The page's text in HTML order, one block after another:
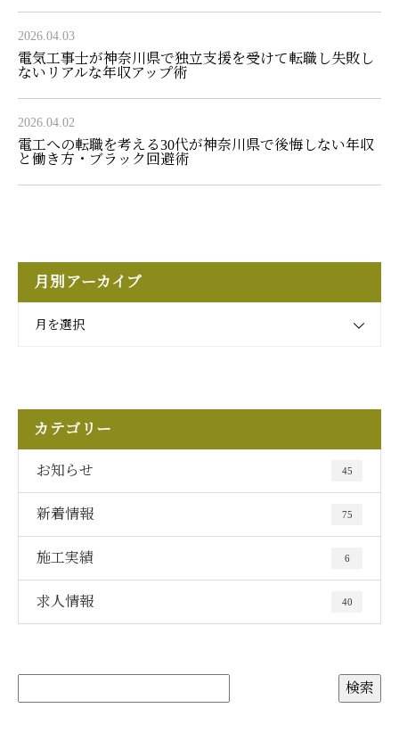
2026.04.03
電気工事士が神奈川県で独立支援を受けて転職し失敗し
ないリアルな年収アップ術
2026.04.02
電工への転職を考える30代が神奈川県で後悔しない年収
と働き方・ブラック回避術
月別アーカイブ
月を選択
カテゴリー
お知らせ 45
新着情報 75
施工実績 6
求人情報 40